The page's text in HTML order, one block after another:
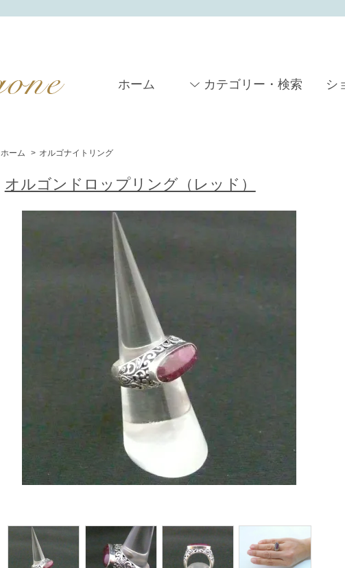
ホーム カテゴリー・検索 シ
ホーム > オルゴナイトリング
オルゴンドロップリング（レッド）